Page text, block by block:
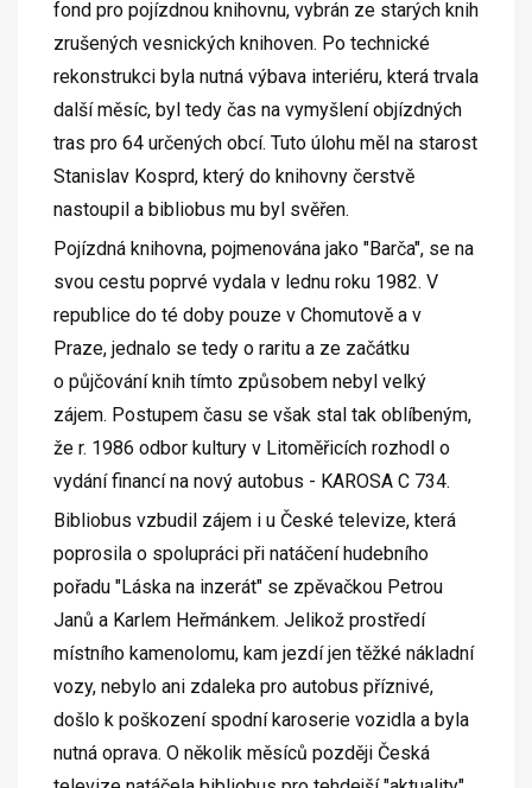
fond pro pojízdnou knihovnu, vybrán ze starých knih
zrušených vesnických knihoven. Po technické
rekonstrukci byla nutná výbava interiéru, která trvala
další měsíc, byl tedy čas na vymyšlení objízdných
tras pro 64 určených obcí. Tuto úlohu měl na starost
Stanislav Kosprd, který do knihovny čerstvě
nastoupil a bibliobus mu byl svěřen.
Pojízdná knihovna, pojmenována jako "Barča", se na
svou cestu poprvé vydala v lednu roku 1982. V
republice do té doby pouze v Chomutově a v
Praze, jednalo se tedy o raritu a ze začátku
o půjčování knih tímto způsobem nebyl velký
zájem. Postupem času se však stal tak oblíbeným,
že r. 1986 odbor kultury v Litoměřicích rozhodl o
vydání financí na nový autobus - KAROSA C 734.
Bibliobus vzbudil zájem i u České televize, která
poprosila o spolupráci při natáčení hudebního
pořadu "Láska na inzerát" se zpěvačkou Petrou
Janů a Karlem Heřmánkem. Jelikož prostředí
místního kamenolomu, kam jezdí jen těžké nákladní
vozy, nebylo ani zdaleka pro autobus příznivé,
došlo k poškození spodní karoserie vozidla a byla
nutná oprava. O několik měsíců později Česká